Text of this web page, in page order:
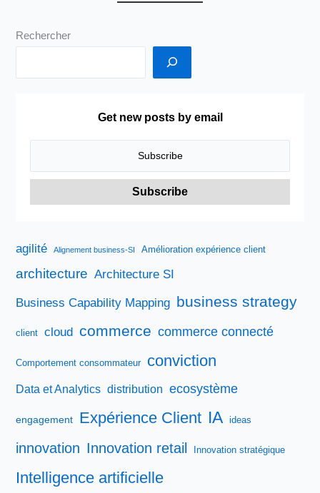
Rechercher
Get new posts by email
agilité Alignement business-SI Amélioration expérience client
architecture Architecture SI
Business Capability Mapping business strategy
client cloud commerce commerce connecté
Comportement consommateur conviction
Data et Analytics distribution ecosystème
engagement Expérience Client IA ideas
innovation Innovation retail Innovation stratégique
Intelligence artificielle